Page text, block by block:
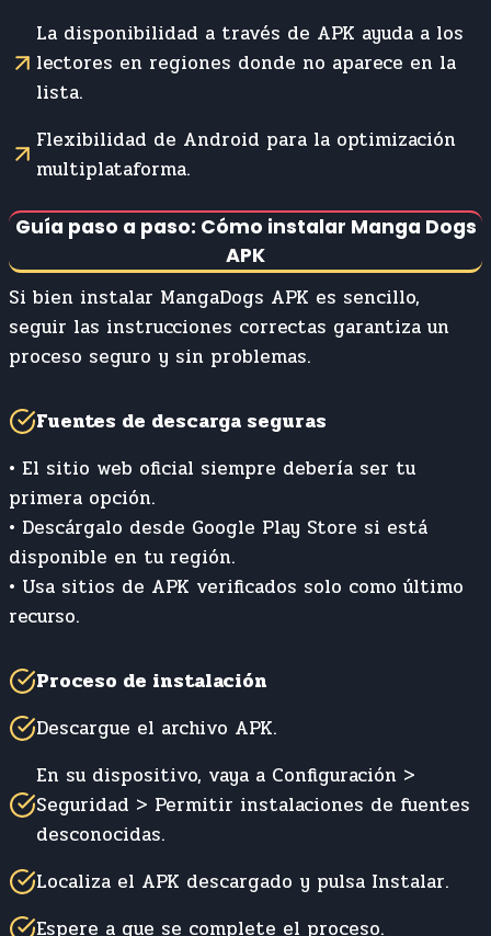
La disponibilidad a través de APK ayuda a los
lectores en regiones donde no aparece en la
lista.
Flexibilidad de Android para la optimización
multiplataforma.
Guía paso a paso: Cómo instalar Manga Dogs
APK
Si bien instalar MangaDogs APK es sencillo,
seguir las instrucciones correctas garantiza un
proceso seguro y sin problemas.
Fuentes de descarga seguras
• El sitio web oficial siempre debería ser tu
primera opción.
• Descárgalo desde Google Play Store si está
disponible en tu región.
• Usa sitios de APK verificados solo como último
recurso.
Proceso de instalación
Descargue el archivo APK.
En su dispositivo, vaya a Configuración >
Seguridad > Permitir instalaciones de fuentes
desconocidas.
Localiza el APK descargado y pulsa Instalar.
Espere a que se complete el proceso.